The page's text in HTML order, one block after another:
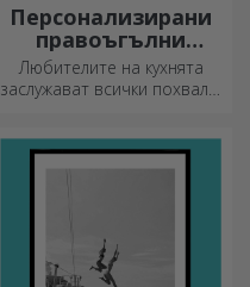
Персонализирани
правоъгълни
секачи с дръжки
Любителите на кухнята
заслужават всички похвали,
креативните ножове.
Изберете подходящия!